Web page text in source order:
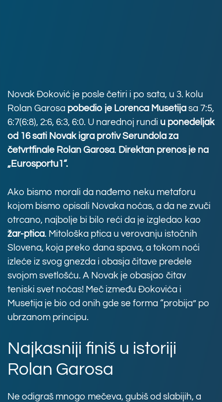
Novak Đoković je posle četiri i po sata, u 3. kolu
Rolan Garosa pobedio je Lorenca Musetija sa 7:5,
6:7(6:8), 2:6, 6:3, 6:0. U narednoj rundi u ponedeljak
od 16 sati Novak igra protiv Serundola za
četvrtfinale Rolan Garosa. Direktan prenos je na
„Eurosportu1“.
Ako bismo morali da nađemo neku metaforu
kojom bismo opisali Novaka noćas, a da ne zvuči
otrcano, najbolje bi bilo reći da je izgledao kao
žar-ptica. Mitološka ptica u verovanju istočnih
Slovena, koja preko dana spava, a tokom noći
izleće iz svog gnezda i obasja čitave predele
svojom svetlošću. A Novak je obasjao čitav
teniski svet noćas! Meč između Đokovića i
Musetija je bio od onih gde se forma “probija” po
ubrzanom principu.
Najkasniji finiš u istoriji
Rolan Garosa
Ne odigraš mnogo mečeva, gubiš od slabijih, a